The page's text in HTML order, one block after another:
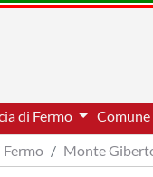
di Fermo
Fermo Monte